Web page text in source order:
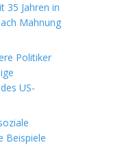
35 Jahren in
Mahnung
Politiker
US-
Beispiele